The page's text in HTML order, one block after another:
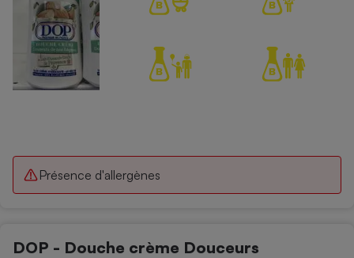
Présence d'allergènes
DOP - Douche crème Douceurs